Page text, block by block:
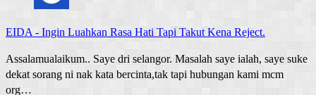
EIDA - Ingin Luahkan Rasa Hati Tapi Takut Kena Reject.
Assalamualaikum.. Saye dri selangor. Masalah saye ialah, saye suke
dekat sorang ni nak kata bercinta,tak tapi hubungan kami mcm
org…